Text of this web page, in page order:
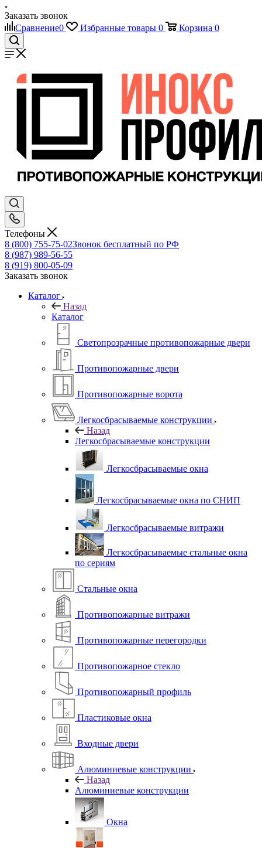
Заказать звонок
Сравнение0 Избранные товары 0 Корзина 0
Телефоны
8 (800) 755-75-02Звонок бесплатный по РФ
8 (987) 989-56-55
8 (919) 800-05-09
Заказать звонок
Каталог
Назад
Каталог
Светопрозрачные противопожарные двери
Противопожарные двери
Противопожарные ворота
Легкосбрасываемые конструкции
Назад
Легкосбрасываемые конструкции
Легкосбрасываемые окна
Легкосбрасываемые окна по СНИП
Легкосбрасываемые витражи
Легкосбрасываемые стальные окна
по сериям
Стальные окна
Противопожарные витражи
Противопожарные перегородки
Противопожарное стекло
Противопожарный профиль
Пластиковые окна
Входные двери
Алюминиевые конструкции
Назад
Алюминиевые конструкции
Окна